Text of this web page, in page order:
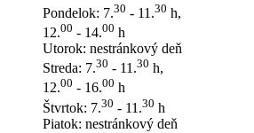
Pondelok: 7.30 - 11.30 h,
12.00 - 14.00 h
Utorok: nestránkový deň
Streda: 7.30 - 11.30 h,
12.00 - 16.00 h
Štvrtok: 7.30 - 11.30 h
Piatok: nestránkový deň